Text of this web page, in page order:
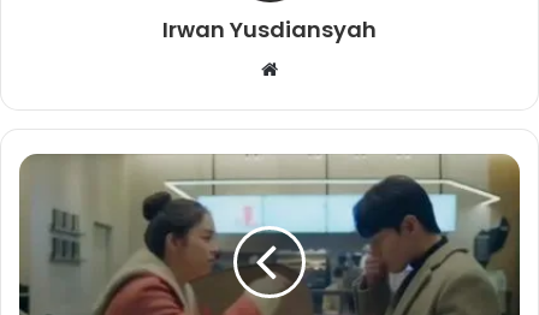
Irwan Yusdiansyah
b
s
i
e